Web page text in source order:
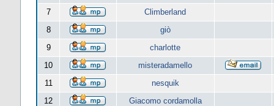
7
Climberland
8
giò
9
charlotte
10
misteradamello
11
nesquik
12
Giacomo cordamolla